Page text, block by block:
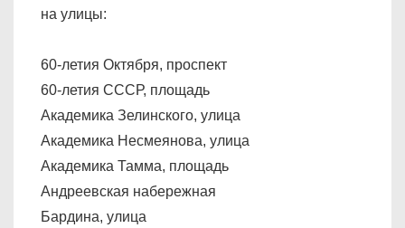
на улицы:
60-летия Октября, проспект
60-летия СССР, площадь
Академика Зелинского, улица
Академика Несмеянова, улица
Академика Тамма, площадь
Андреевская набережная
Бардина, улица